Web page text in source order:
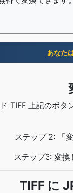
あなた
TIFF 上記のボ
ステップ 2: 「
ステップ3: 変換
TIFF に